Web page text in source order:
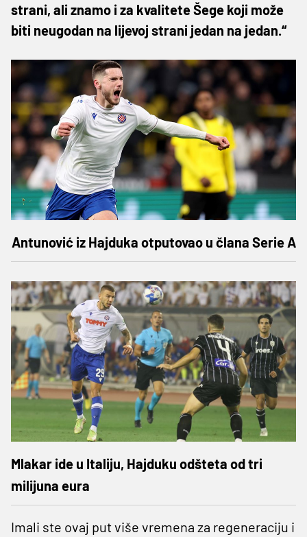
strani, ali znamo i za kvalitete Šege koji može
biti neugodan na lijevoj strani jedan na jedan.“
Antunović iz Hajduka otputovao u člana Serie A
Mlakar ide u Italiju, Hajduku odšteta od tri
milijuna eura
Imali ste ovaj put više vremena za regeneraciju i